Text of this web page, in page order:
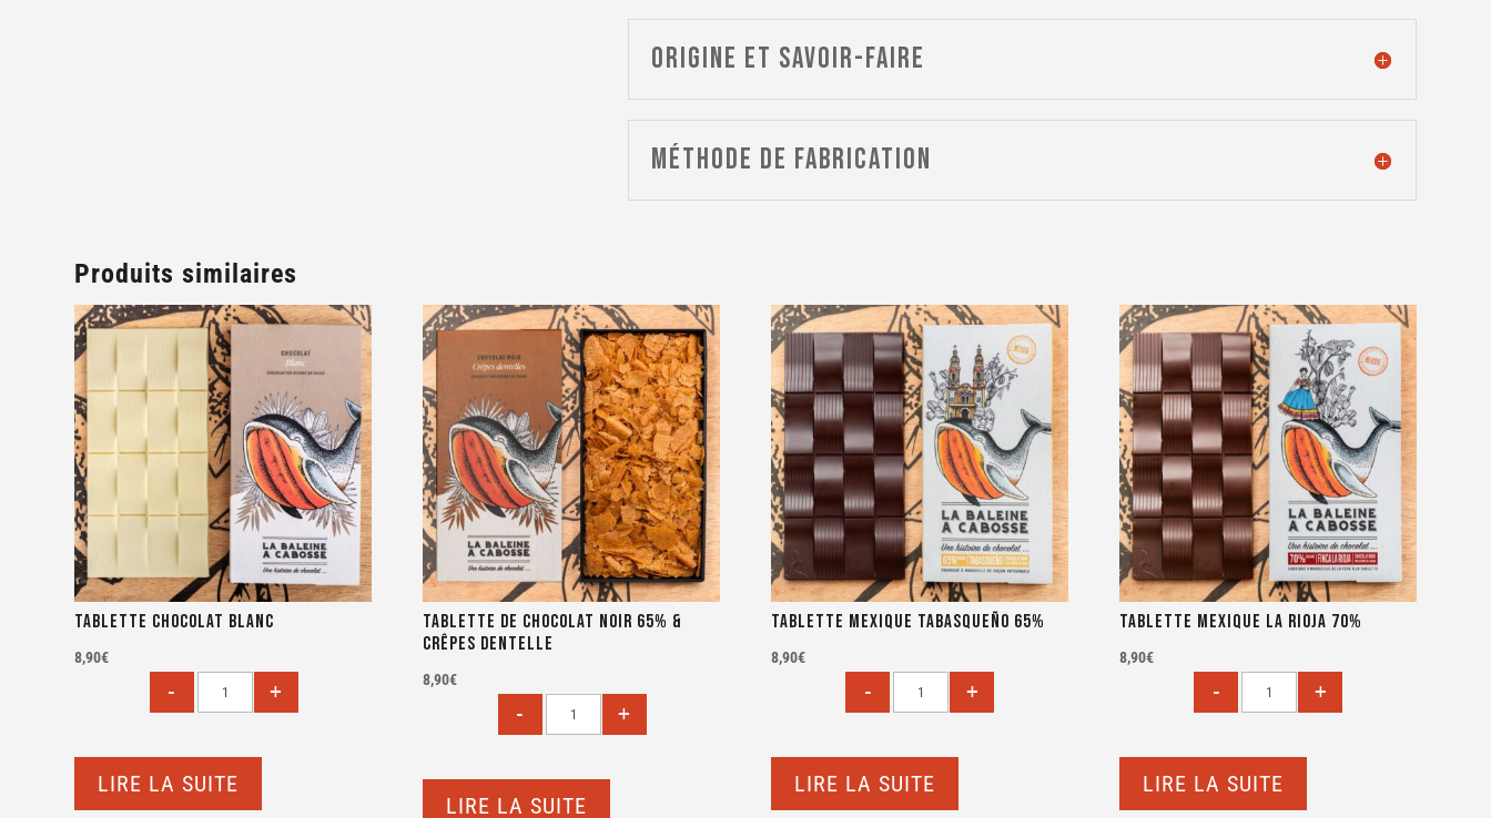
Origine et savoir-faire
Méthode de fabrication
Produits similaires
Tablette Chocolat blanc
8,90€
LIRE LA SUITE
Tablette de chocolat noir 65% &
crêpes dentelle
8,90€
LIRE LA SUITE
Tablette Mexique Tabasqueño 65%
8,90€
LIRE LA SUITE
Tablette Mexique La Rioja 70%
8,90€
LIRE LA SUITE